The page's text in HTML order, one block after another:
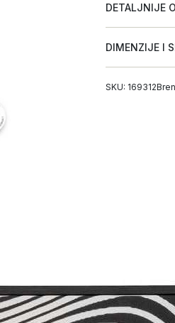
DETALJNIJE
DIMENZIJE I
SKU: 169312